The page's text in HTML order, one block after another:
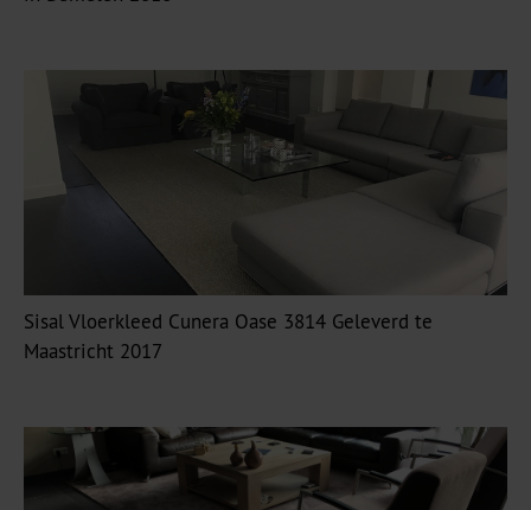
Sisal Vloerkleed Cunera Oase 3814 Geleverd te
Maastricht 2017